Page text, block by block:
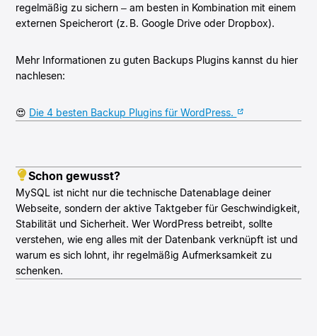
regelmäßig zu sichern – am besten in Kombination mit einem
externen Speicherort (z. B. Google Drive oder Dropbox).
Mehr Informationen zu guten Backups Plugins kannst du hier
nachlesen:
😍 Die 4 besten Backup Plugins für WordPress.
Schon gewusst?
MySQL ist nicht nur die technische Datenablage deiner
Webseite, sondern der aktive Taktgeber für Geschwindigkeit,
Stabilität und Sicherheit. Wer WordPress betreibt, sollte
verstehen, wie eng alles mit der Datenbank verknüpft ist und
warum es sich lohnt, ihr regelmäßig Aufmerksamkeit zu
schenken.